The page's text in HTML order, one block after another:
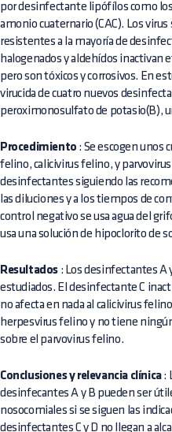
por desinfectante lipófílos como
amonio cuaternario (CAC). Los
resistentes a la mayoría de
halogenados y aldehídos
pero son tóxicos y corrosivos. En
virucida de cuatro nuevos
peroximonosulfato de potasio(B),
Procedimiento : Se escogen unos
felino, calicivirus felino, y
desinfectantes siguiendo las
las diluciones y a los tiempos de
control negativo se usa agua del
usa una solución de hipoclorito de
Resultados : Los desinfectantes A
estudiados. El desinfectante C
no afecta en nada al calicivirus
herpesvirus felino y no tiene
sobre el parvovirus felino.
Conclusiones y relevancia clínica:
desinfecantes A y B pueden ser
nosocomiales si se siguen las
desinfectantes C y D no llegan a